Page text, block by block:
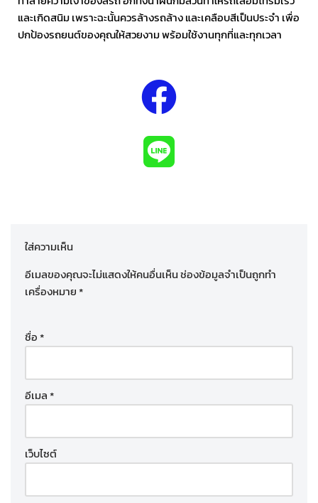
และเกิดสนิม เพราะฉะนั้นควรล้างรถล้าง และเคลือบสีเป็นประจำ เพื่อ
ปกป้องรถยนต์ของคุณให้สวยงาม พร้อมใช้งานทุกที่และทุกเวลา
ใส่ความเห็น
อีเมลของคุณจะไม่แสดงให้คนอื่นเห็นช่องข้อมูลจำเป็นถูกทำ
เครื่องหมาย*
ชื่อ*
อีเมล*
เว็บไซต์